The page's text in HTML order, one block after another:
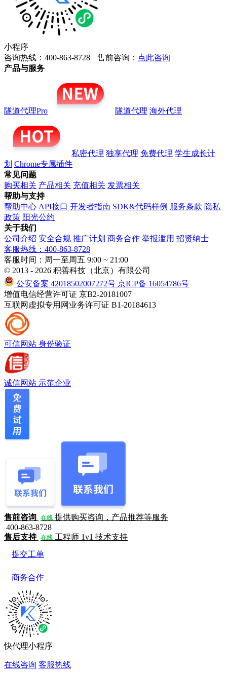
小程序
咨询热线：400-863-8728
售前咨询： 点此咨询
产品与服务
隧道代理Pro 隧道代理 海外代理
私密代理 独享代理 免费代理 学生成长计
划 Chrome专属插件
常见问题
购买相关 产品相关 充值相关 发票相关
帮助与支持
帮助中心 API接口 开发者指南 SDK&代码样例 服务条款 隐私
政策 阳光公约
关于我们
公司介绍 安全合规 推广计划 商务合作 举报滥用 招贤纳士
客服热线：400-863-8728
客服时间：周一至周五 9:00 ~ 21:00
© 2013 - 2026 积善科技（北京）有限公司
公安备案 42018502007272号 京ICP备 16054786号
增值电信经营许可证 京B2-20181007
互联网虚拟专用网业务许可证 B1-20184613
可信网站 身份验证
诚信网站 示范企业
售前咨询 在线 提供购买咨询，产品推荐等服务
400-863-8728
售后支持 在线 工程师 1v1 技术支持
提交工单
商务合作
快代理小程序
在线咨询 客服热线